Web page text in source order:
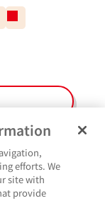
番
ペ
ー
プライバシーポリシー
ームページ
efforts. We
site with
provide